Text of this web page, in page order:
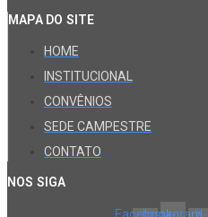
MAPA DO SITE
HOME
INSTITUCIONAL
CONVÊNIOS
SEDE CAMPESTRE
CONTATO
NOS SIGA